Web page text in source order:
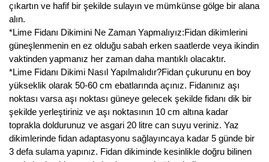
çıkartın ve hafif bir şekilde sulayın ve mümkünse gölge bir alana
alın.
*Lime Fidanı Dikimini Ne Zaman Yapmalıyız:Fidan dikimlerini
güneşlenmenin en ez olduğu sabah erken saatlerde veya ikindin
vaktinden yapmanız her zaman daha mantıklı olacaktır.
*Lime Fidanı Dikimi Nasıl Yapılmalıdır?Fidan çukurunu en boy
yükseklik olarak 50-60 cm ebatlarında açınız. Fidanınız aşı
noktası varsa aşı noktası güneye gelecek şekilde fidanı dik bir
şekilde yerleştiriniz ve aşı noktasının 10 cm altına kadar
toprakla doldurunuz ve asgari 20 litre can suyu veriniz. Yaz
dikimlerinde fidan adaptasyonu sağlayıncaya kadar 5 günde bir
3 defa sulama yapınız. Fidan dikiminde kesinlikle doğru bilinen